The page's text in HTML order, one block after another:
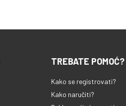
TREBATE POMOĆ?
Kako se registrovati?
Kako naručiti?